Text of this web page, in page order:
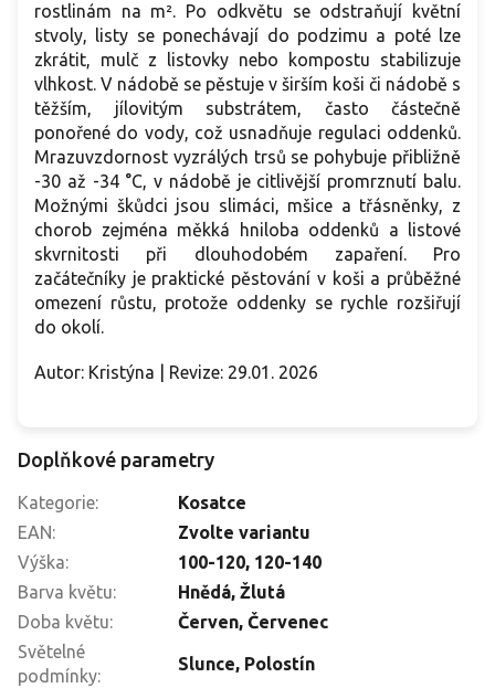
rostlinám na m². Po odkvětu se odstraňují květní
stvoly, listy se ponechávají do podzimu a poté lze
zkrátit, mulč z listovky nebo kompostu stabilizuje
vlhkost. V nádobě se pěstuje v širším koši či nádobě s
těžším, jílovitým substrátem, často částečně
ponořené do vody, což usnadňuje regulaci oddenků.
Mrazuvzdornost vyzrálých trsů se pohybuje přibližně
-30 až -34 °C, v nádobě je citlivější promrznutí balu.
Možnými škůdci jsou slimáci, mšice a třásněnky, z
chorob zejména měkká hniloba oddenků a listové
skvrnitosti při dlouhodobém zapaření. Pro
začátečníky je praktické pěstování v koši a průběžné
omezení růstu, protože oddenky se rychle rozšiřují
do okolí.
Autor: Kristýna | Revize: 29.01. 2026
Doplňkové parametry
Kategorie:
Kosatce
EAN:
Zvolte variantu
Výška: 100-120, 120-140
Barva květu: Hnědá, Žlutá
Doba květu: Červen, Červenec
Světelné
podmínky:
Slunce, Polostín